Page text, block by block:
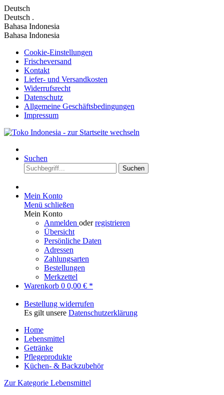
Deutsch
Deutsch .
Bahasa Indonesia
Bahasa Indonesia
Cookie-Einstellungen
Frischeversand
Kontakt
Liefer- und Versandkosten
Widerrufsrecht
Datenschutz
Allgemeine Geschäftsbedingungen
Impressum
Suchen
Suchen
Mein Konto
Menü schließen
Mein Konto
Anmelden oderregistrieren
Übersicht
Persönliche Daten
Adressen
Zahlungsarten
Bestellungen
Merkzettel
Warenkorb 0 0,00 € *
Bestellung widerrufen
Es gilt unsere Datenschutzerklärung
Home
Lebensmittel
Getränke
Pflegeprodukte
Küchen- & Backzubehör
Zur Kategorie Lebensmittel